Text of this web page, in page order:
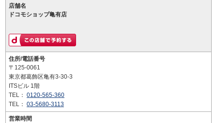
店舗名
ドコモショップ亀有店
住所/電話番号
〒125-0061
東京都葛飾区亀有3-30-3
ITSビル 1階
TEL： 0120-565-360
TEL： 03-5680-3113
営業時間